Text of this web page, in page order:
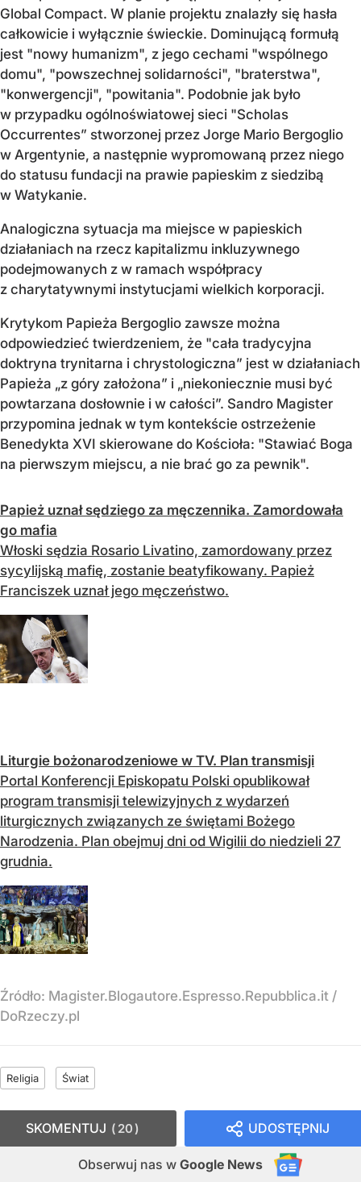
Global Compact. W planie projektu znalazły się hasła
całkowicie i wyłącznie świeckie. Dominującą formułą
jest "nowy humanizm", z jego cechami "wspólnego
domu", "powszechnej solidarności", "braterstwa",
"konwergencji", "powitania". Podobnie jak było
w przypadku ogólnoświatowej sieci "Scholas
Occurrentes” stworzonej przez Jorge Mario Bergoglio
w Argentynie, a następnie wypromowaną przez niego
do statusu fundacji na prawie papieskim z siedzibą
w Watykanie.
Analogiczna sytuacja ma miejsce w papieskich
działaniach na rzecz kapitalizmu inkluzywnego
podejmowanych z w ramach współpracy
z charytatywnymi instytucjami wielkich korporacji.
Krytykom Papieża Bergoglio zawsze można
odpowiedzieć twierdzeniem, że "cała tradycyjna
doktryna trynitarna i chrystologiczna” jest w działaniach
Papieża „z góry założona” i „niekoniecznie musi być
powtarzana dosłownie i w całości”. Sandro Magister
przypomina jednak w tym kontekście ostrzeżenie
Benedykta XVI skierowane do Kościoła: "Stawiać Boga
na pierwszym miejscu, a nie brać go za pewnik".
Papież uznał sędziego za męczennika. Zamordowała
go mafia
Włoski sędzia Rosario Livatino, zamordowany przez
sycylijską mafię, zostanie beatyfikowany. Papież
Franciszek uznał jego męczeństwo.
Liturgie bożonarodzeniowe w TV. Plan transmisji
Portal Konferencji Episkopatu Polski opublikował
program transmisji telewizyjnych z wydarzeń
liturgicznych związanych ze świętami Bożego
Narodzenia. Plan obejmuj dni od Wigilii do niedzieli 27
grudnia.
Źródło: Magister.Blogautore.Espresso.Repubblica.it /
DoRzeczy.pl
Religia Świat
UDOSTĘPNIJ
Obserwuj nas w Google News
SKOMENTUJ 20